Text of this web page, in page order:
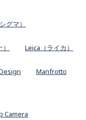
グマ）
Leica（ライカ）
Manfrotto
Camera